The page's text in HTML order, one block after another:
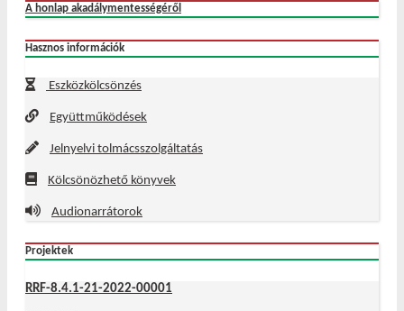
A honlap akadálymentességéről
Hasznos információk
Eszközkölcsönzés
Együttműködések
Jelnyelvi tolmácsszolgáltatás
Kölcsönözhető könyvek
Audionarrátorok
Projektek
RRF-8.4.1-21-2022-00001